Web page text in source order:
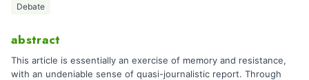
Debate
abstract
This article is essentially an exercise of memory and resistance,
with an undeniable sense of quasi-journalistic report. Through